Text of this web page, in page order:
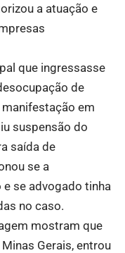
a atuação e
que ingressasse
de
em
suspensão do
saída de
se a
se advogado tinha
no caso.
mostram que
Gerais, entrou